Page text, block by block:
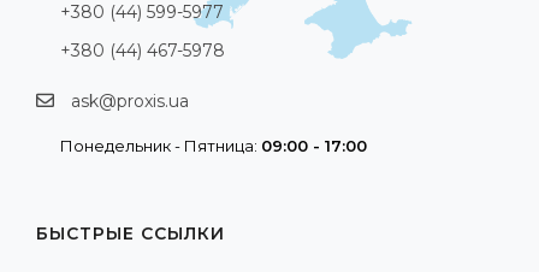
+380 (44) 599-5977
+380 (44) 467-5978
ask@proxis.ua
Понедельник - Пятница: 09:00 - 17:00
БЫСТРЫЕ ССЫЛКИ